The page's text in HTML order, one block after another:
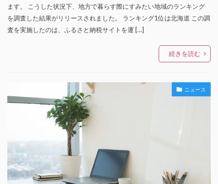
ます。 こうした状況下、地方で暮らす際にすみたい地域のランキング
を調査した結果がリリースされました。 ランキング1位は北海道 この調
査を実施したのは、ふるさと納税サイトを運 […]
続きを読む
ニュース